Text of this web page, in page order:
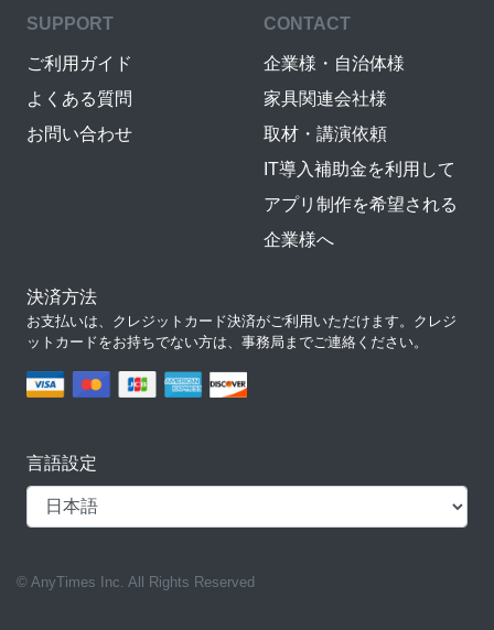
SUPPORT
ご利用ガイド
よくある質問
お問い合わせ
CONTACT
企業様・自治体様
家具関連会社様
取材・講演依頼
IT導入補助金を利用して
アプリ制作を希望される
企業様へ
決済方法
お支払いは、クレジットカード決済がご利用いただけます。クレジ
ットカードをお持ちでない方は、事務局までご連絡ください。
言語設定
© AnyTimes Inc. All Rights Reserved